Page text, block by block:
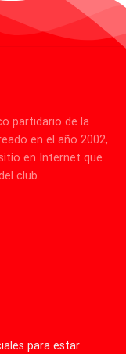
partidario de la
en el año 2002,
en Internet que
club.
para estar